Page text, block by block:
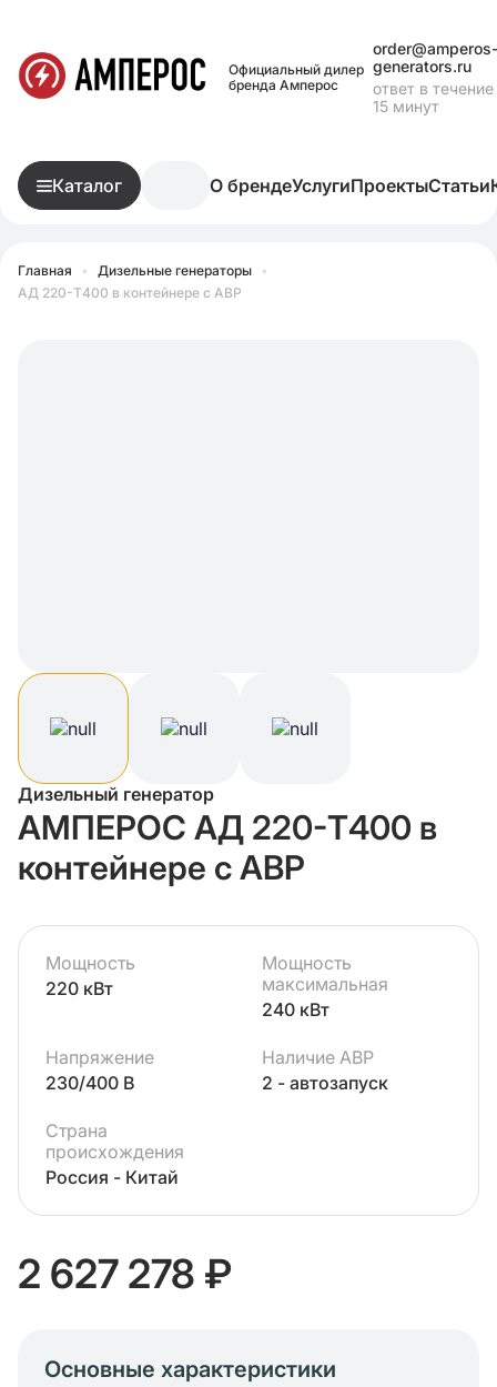
Официальный дилер
бренда Амперос
order@amperos-
generators.ru
ответ в течение
15 минут
Каталог О брендеУслугиПроектыСтатьи
Главная • Дизельные генераторы
•
АД 220-Т400 в контейнере с АВР
Дизельный генератор
АМПЕРОС АД 220-Т400 в
контейнере с АВР
Мощность
220 кВт
Мощность
максимальная
240 кВт
Напряжение
230/400 В
Наличие АВР
2 - автозапуск
Страна
происхождения
Россия - Китай
2 627 278 ₽
Основные характеристики